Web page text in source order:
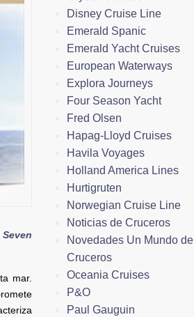
Seven
mar.
Disney Cruise Line
Emerald Spanic
Emerald Yacht Cruises
European Waterways
Explora Journeys
Four Season Yacht
Fred Olsen
Hapag-Lloyd Cruises
Havila Voyages
Holland America Lines
Hurtigruten
Norwegian Cruise Line
Noticias de Cruceros
Novedades Un Mundo de
Cruceros
Oceania Cruises
P&O
Paul Gauguin